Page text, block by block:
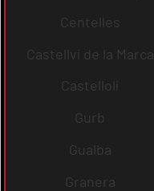
Centelles
Castellví de la Marca
Castellolí
Gurb
Gualba
Granera